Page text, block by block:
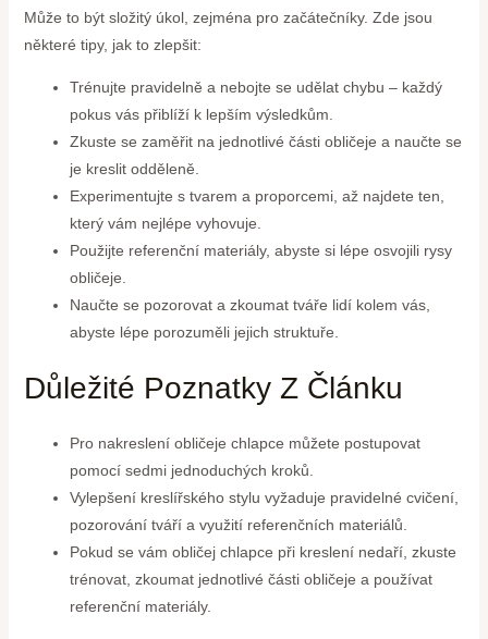
Může to být složitý úkol, zejména pro začátečníky. Zde jsou
některé tipy, jak to zlepšit:
Trénujte pravidelně a nebojte se udělat chybu – každý
pokus vás přiblíží k lepším výsledkům.
Zkuste se zaměřit na jednotlivé části obličeje a naučte se
je kreslit odděleně.
Experimentujte s tvarem a proporcemi, až najdete ten,
který vám nejlépe vyhovuje.
Použijte referenční materiály, abyste si lépe osvojili rysy
obličeje.
Naučte se pozorovat a zkoumat tváře lidí kolem vás,
abyste lépe porozuměli jejich struktuře.
Důležité Poznatky Z Článku
Pro nakreslení obličeje chlapce můžete postupovat
pomocí sedmi jednoduchých kroků.
Vylepšení kreslířského stylu vyžaduje pravidelné cvičení,
pozorování tváří a využití referenčních materiálů.
Pokud se vám obličej chlapce při kreslení nedaří, zkuste
trénovat, zkoumat jednotlivé části obličeje a používat
referenční materiály.